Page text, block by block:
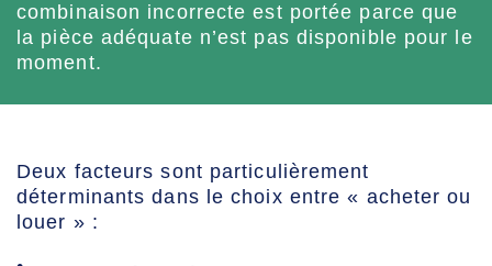
combinaison incorrecte est portée parce que
la pièce adéquate n’est pas disponible pour le
moment.
Deux facteurs sont particulièrement
déterminants dans le choix entre « acheter ou
louer » :